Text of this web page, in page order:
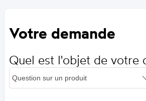
Votre demande
Quel est l'objet de votre